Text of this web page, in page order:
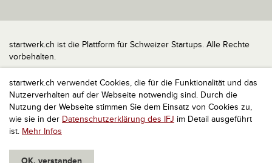
startwerk.ch verwendet Cookies, die für die Funktionalität und das
Nutzerverhalten auf der Webseite notwendig sind. Durch die
Nutzung der Webseite stimmen Sie dem Einsatz von Cookies zu,
wie sie in der Datenschutzerklärung des IFJ im Detail ausgeführt
ist. Mehr Infos
OK, verstanden
startwerk.ch ist die Plattform für Schweizer Startups. Alle Rechte
vorbehalten.
Impressum
Kontakt
nach oben